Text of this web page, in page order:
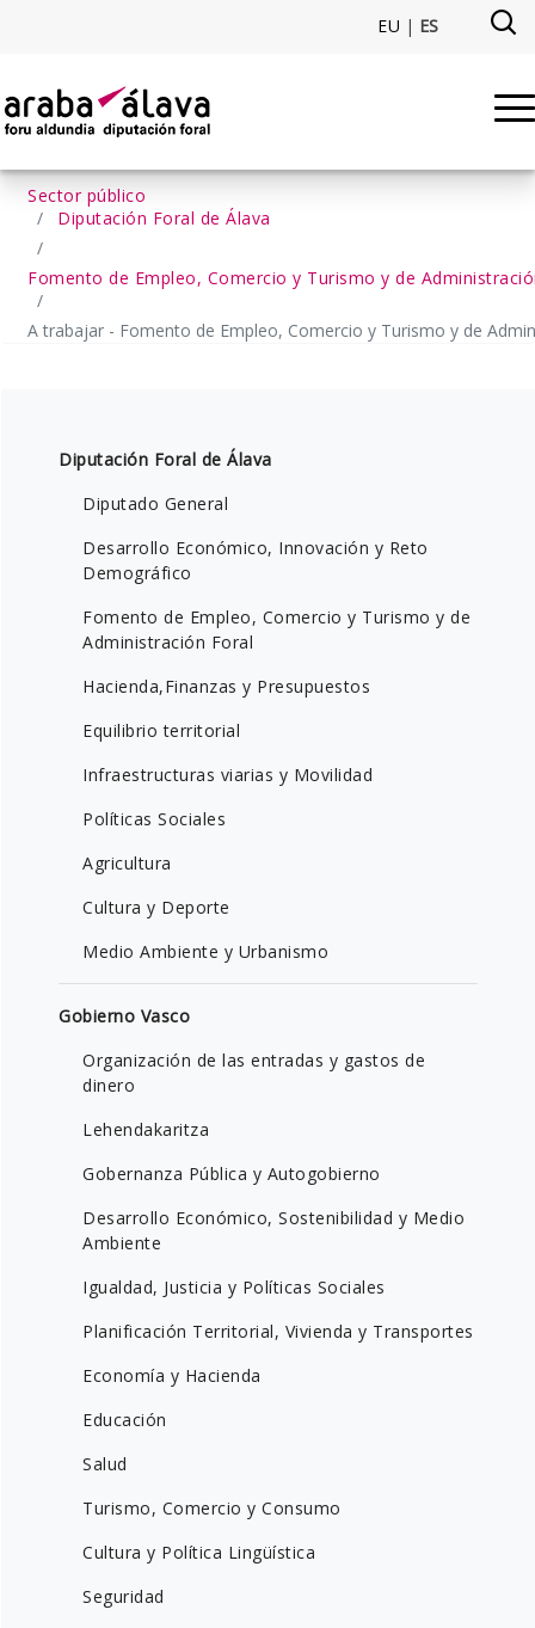
EU | ES
A trabajar - Fomento de
Sector público
Diputación Foral de Álava
Fomento de Empleo, Comercio y Turismo y de
A trabajar - Fomento de Empleo, Comercio y Turismo y de
Diputación Foral de Álava
Diputado General
Desarrollo Económico, Innovación y Reto
Demográfico
Fomento de Empleo, Comercio y Turismo y de
Administración Foral
Hacienda,Finanzas y Presupuestos
Equilibrio territorial
Infraestructuras viarias y Movilidad
Políticas Sociales
Agricultura
Cultura y Deporte
Medio Ambiente y Urbanismo
Gobierno Vasco
Organización de las entradas y gastos de
dinero
Lehendakaritza
Gobernanza Pública y Autogobierno
Desarrollo Económico, Sostenibilidad y Medio
Ambiente
Igualdad, Justicia y Políticas Sociales
Planificación Territorial, Vivienda y Transportes
Economía y Hacienda
Educación
Salud
Turismo, Comercio y Consumo
Cultura y Política Lingüística
Seguridad